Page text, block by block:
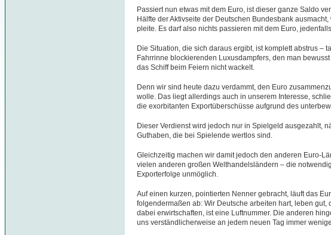
Passiert nun etwas mit dem Euro, ist dieser ganze Saldo
Hälfte der Aktivseite der Deutschen Bundesbank
pleite. Es darf also nichts passieren mit dem Euro,
Die Situation, die sich daraus ergibt, ist komplett abstrus –
Fahrrinne blockierenden Luxusdampfers, den man
das Schiff beim Feiern nicht wackelt.
Denn wir sind heute dazu verdammt, den Euro
wolle. Das liegt allerdings auch in unserem Interesse,
die exorbitanten Exportüberschüsse aufgrund des
Dieser Verdienst wird jedoch nur in Spielgeld ausgezahlt,
Guthaben, die bei Spielende wertlos sind.
Gleichzeitig machen wir damit jedoch den anderen Euro-
vielen anderen großen Welthandelsländern – die
Exporterfolge unmöglich.
Auf einen kurzen, pointierten Nenner gebracht, läuft das
folgendermaßen ab: Wir Deutsche arbeiten hart, leben gut,
dabei erwirtschaften, ist eine Luftnummer. Die anderen
uns verständlicherweise an jedem neuen Tag immer